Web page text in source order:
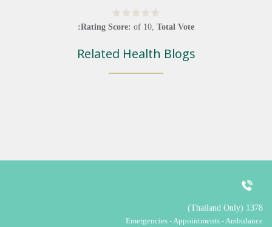
Rating Score: of 10, Total Vote:
Related Health Blogs
1378 (Thailand Only)
Emergencies - Appointments - Ambulance